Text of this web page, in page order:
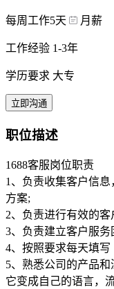
每周工作5天 月薪
工作经验 1-3年
学历要求 大专
立即沟通
职位描述
1688客服岗位职责
1、负责收集客户信
方案;
2、负责进行有效的客
3、负责建立客户服
4、按照要求每天填
5、熟悉公司的产品
它变成自己的语言，